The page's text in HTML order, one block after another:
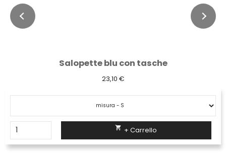
Salopette blu con tasche
23,10 €
 + Carrello